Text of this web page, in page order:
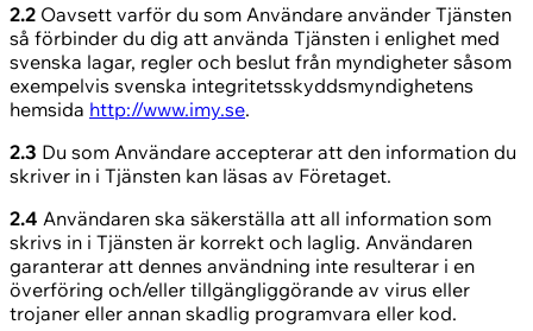
2.2 Oavsett varför du som Användare använder Tjänsten
så förbinder du dig att använda Tjänsten i enlighet med
svenska lagar, regler och beslut från myndigheter såsom
exempelvis svenska integritetsskyddsmyndighetens
hemsida http://www.imy.se.
2.3 Du som Användare accepterar att den information du
skriver in i Tjänsten kan läsas av Företaget.
2.4 Användaren ska säkerställa att all information som
skrivs in i Tjänsten är korrekt och laglig. Användaren
garanterar att dennes användning inte resulterar i en
överföring och/eller tillgängliggörande av virus eller
trojaner eller annan skadlig programvara eller kod.